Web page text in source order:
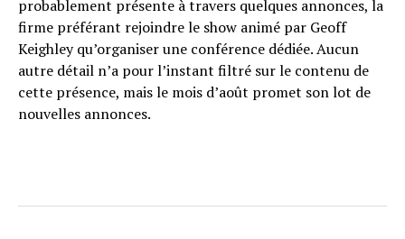
probablement présente à travers quelques annonces, la
firme préférant rejoindre le show animé par Geoff
Keighley qu’organiser une conférence dédiée. Aucun
autre détail n’a pour l’instant filtré sur le contenu de
cette présence, mais le mois d’août promet son lot de
nouvelles annonces.